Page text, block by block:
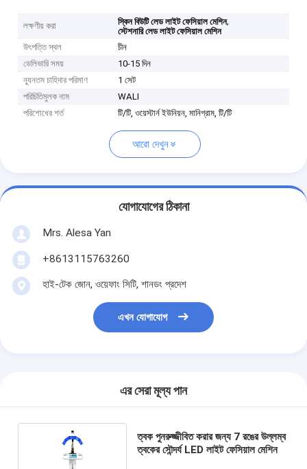
লক্ষণীয় করা স্কিন বিউটি লেড লাইট ফেসিয়াল মেশিন,
স্টেশনারি লেড লাইট ফেসিয়াল মেশিন
উৎপত্তি স্থল
চীন
ডেলিভারি সময়
10-15 দিন
ন্যূনতম চাহিদার পরিমাণ
1 সেট
পরিচিতিমুলক নাম
WALI
পরিশোধের শর্ত
টি/টি, ওয়েস্টার্ন ইউনিয়ন, মানিগ্রাম, টি/টি
আরো দেখুন
যোগাযোগের ঠিকানা
Mrs. Alesa Yan
+8613115763260
হাই-টেক জোন, ওয়েফাং সিটি, শানডং প্রদেশ
এখন যোগাযোগ
এর সেরা মূল্য পান
ত্বক পুনরুজ্জীবিত করার জন্য 7 রঙের উল্লম্ব
ত্বকের সৌন্দর্য LED লাইট ফেসিয়াল মেশিন